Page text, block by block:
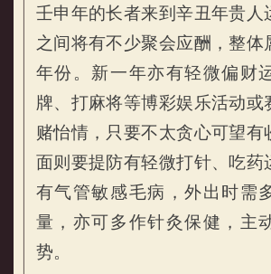
不同年份属猴人2021年运程
壬申年的长者来到辛丑年贵人
之间将有不少聚会应酬，整体
年份。新一年亦有轻微偏财
牌、打麻将等博彩娱乐活动或
赌怡情，只要不太贪心可望有
面则要提防有轻微打针、吃药
有气管敏感毛病，外出时需
量，亦可多作针灸保健，主
势。